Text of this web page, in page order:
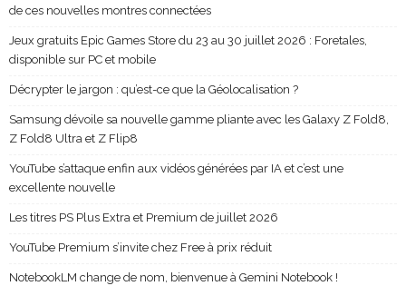
de ces nouvelles montres connectées
Jeux gratuits Epic Games Store du 23 au 30 juillet 2026 : Foretales,
disponible sur PC et mobile
Décrypter le jargon : qu’est-ce que la Géolocalisation ?
Samsung dévoile sa nouvelle gamme pliante avec les Galaxy Z Fold8,
Z Fold8 Ultra et Z Flip8
YouTube s’attaque enfin aux vidéos générées par IA et c’est une
excellente nouvelle
Les titres PS Plus Extra et Premium de juillet 2026
YouTube Premium s’invite chez Free à prix réduit
NotebookLM change de nom, bienvenue à Gemini Notebook !